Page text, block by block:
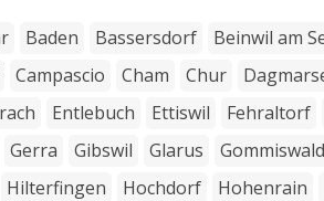
Baden Bassersdorf Beinwil am
Campascio Cham Chur
Entlebuch Ettiswil Fehraltorf
Gerra Gibswil Glarus Gommiswald
Hilterfingen Hochdorf Hohenrain